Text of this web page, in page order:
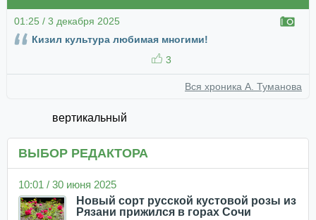
01:25 / 3 декабря 2025
Кизил культура любимая многими!
3
Вся хроника А. Туманова
вертикальный
ВЫБОР РЕДАКТОРА
10:01 / 30 июня 2025
Новый сорт русской кустовой розы из
Рязани прижился в горах Сочи